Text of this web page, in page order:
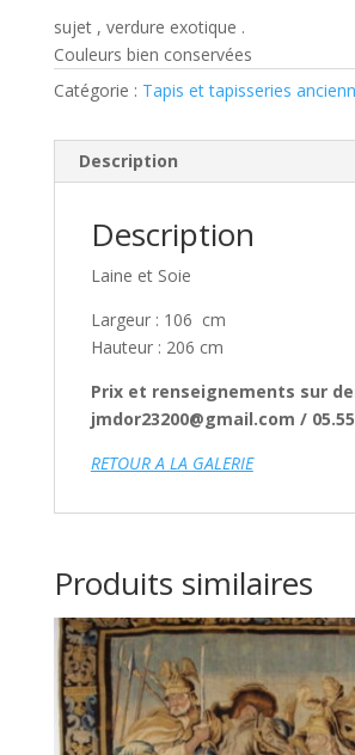
sujet , verdure exotique .
Couleurs bien conservées
Catégorie : Tapis et tapisseries
Description
Description
Laine et Soie
Largeur : 106 cm
Hauteur : 206 cm
Prix et renseignements sur
jmdor23200@gmail.com /
RETOUR A LA GALERIE
Produits similaires